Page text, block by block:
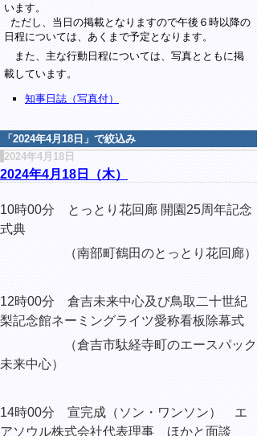
います。
ただし、当日の掲載となりますので午後６時以降の
日程については、あくまで予定となります。
また、主な行動日程については、写真とともに掲
載しています。
知事日誌（写真付）
「 2024年4月18日 」で絞込み
2024年4月18日
2024年4月18日（木）
10時00分 とっとり花回廊 開園25周年記念
式典
（南部町鶴田のとっとり花回廊）
12時00分 倉吉未来中心及び鳥取二十世紀
梨記念館ネーミングライツ愛称看板除幕式
（倉吉市駄経寺町のエースパック
未来中心）
14時00分 宣完成（ソン・ワンソン） エ
アソウル株式会社代表理事 ほかと面談